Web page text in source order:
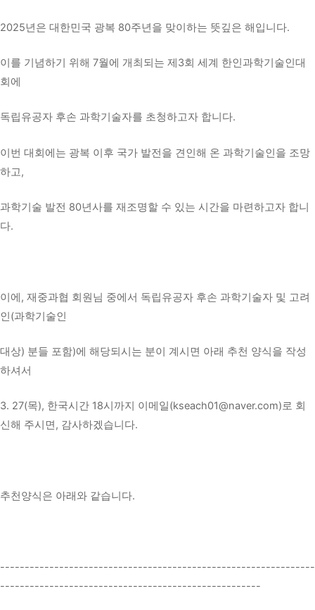
2025년은 대한민국 광복 80주년을 맞이하는 뜻깊은 해입니다.
이를 기념하기 위해 7월에 개최되는 제3회 세계 한인과학기술인대
회에
독립유공자 후손 과학기술자를 초청하고자 합니다.
이번 대회에는 광복 이후 국가 발전을 견인해 온 과학기술인을 조망
하고,
과학기술 발전 80년사를 재조명할 수 있는 시간을 마련하고자 합니
다.
이에, 재중과협 회원님 중에서 독립유공자 후손 과학기술자 및 고려
인(과학기술인
대상) 분들 포함)에 해당되시는 분이 계시면 아래 추천 양식을 작성
하셔서
3. 27(목), 한국시간 18시까지 이메일(kseach01@naver.com)로 회
신해 주시면, 감사하겠습니다.
추천양식은 아래와 같습니다.
----------------------------------------------------------------
-----------------------------------------------------